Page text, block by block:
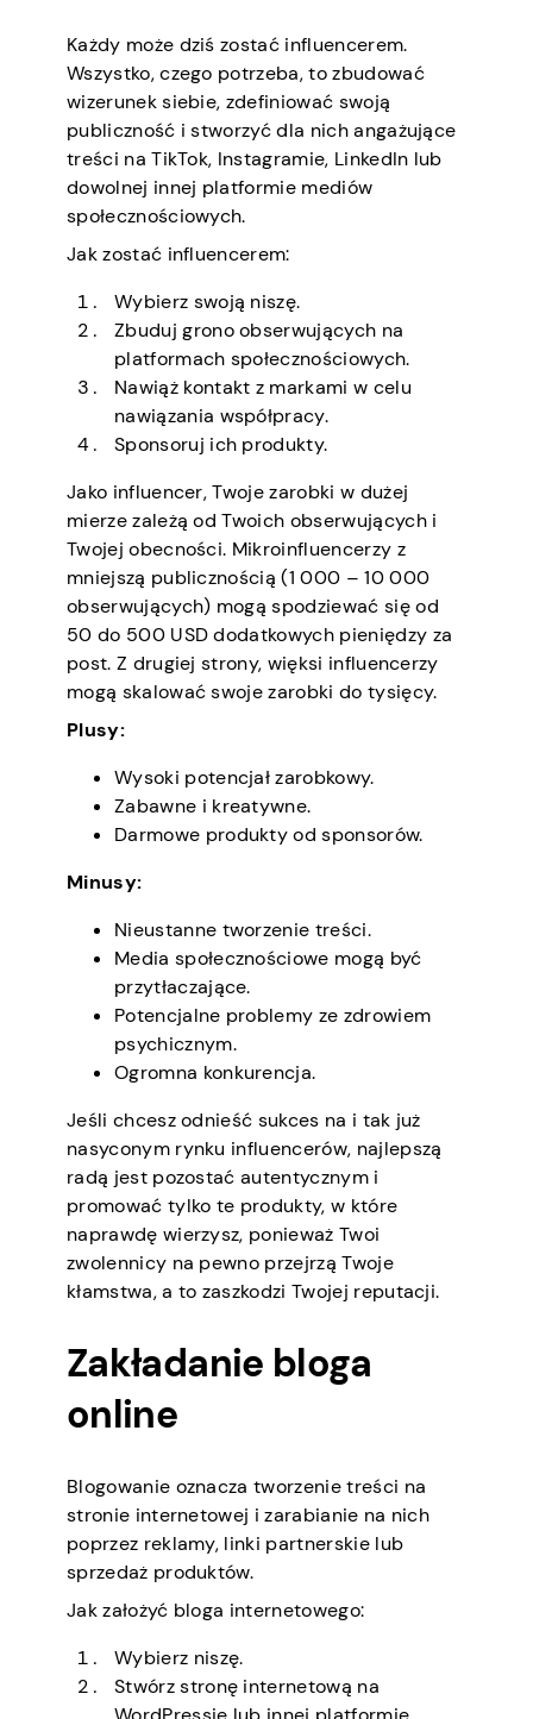
Każdy może dziś zostać influencerem.
Wszystko, czego potrzeba, to zbudować
wizerunek siebie, zdefiniować swoją
publiczność i stworzyć dla nich angażujące
treści na TikTok, Instagramie, LinkedIn lub
dowolnej innej platformie mediów
społecznościowych.
Jak zostać influencerem:
Wybierz swoją niszę.
Zbuduj grono obserwujących na
platformach społecznościowych.
Nawiąż kontakt z markami w celu
nawiązania współpracy.
Sponsoruj ich produkty.
Jako influencer, Twoje zarobki w dużej
mierze zależą od Twoich obserwujących i
Twojej obecności. Mikroinfluencerzy z
mniejszą publicznością (1 000 – 10 000
obserwujących) mogą spodziewać się od
50 do 500 USD dodatkowych pieniędzy za
post. Z drugiej strony, więksi influencerzy
mogą skalować swoje zarobki do tysięcy.
Plusy:
Wysoki potencjał zarobkowy.
Zabawne i kreatywne.
Darmowe produkty od sponsorów.
Minusy:
Nieustanne tworzenie treści.
Media społecznościowe mogą być
przytłaczające.
Potencjalne problemy ze zdrowiem
psychicznym.
Ogromna konkurencja.
Jeśli chcesz odnieść sukces na i tak już
nasyconym rynku influencerów, najlepszą
radą jest pozostać autentycznym i
promować tylko te produkty, w które
naprawdę wierzysz, ponieważ Twoi
zwolennicy na pewno przejrzą Twoje
kłamstwa, a to zaszkodzi Twojej reputacji.
Zakładanie bloga
online
Blogowanie oznacza tworzenie treści na
stronie internetowej i zarabianie na nich
poprzez reklamy, linki partnerskie lub
sprzedaż produktów.
Jak założyć bloga internetowego:
Wybierz niszę.
Stwórz stronę internetową na